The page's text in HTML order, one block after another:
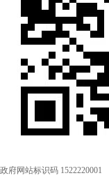
政府网站标识码 1522220001